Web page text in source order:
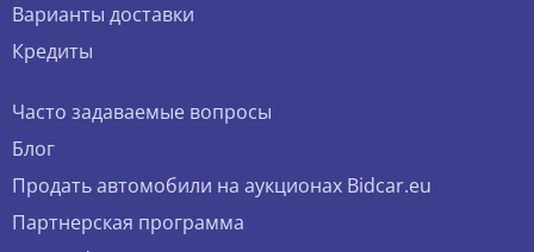
Варианты доставки
Кредиты
Часто задаваемые вопросы
Блог
Продать автомобили на аукционах Bidcar.eu
Партнерская программа